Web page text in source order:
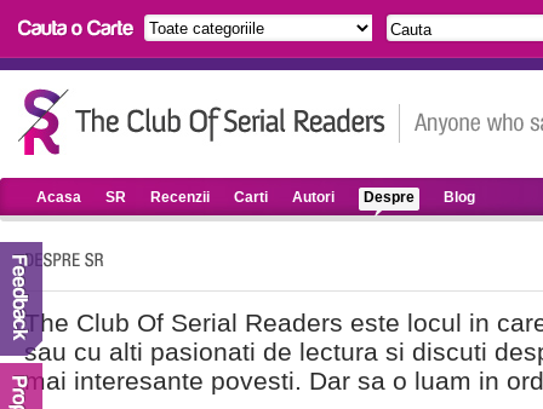
Acasa SR Recenzii Carti Autori Despre Blog
The Club Of Serial Readers este locul in
sau cu alti pasionati de lectura si discuti
mai interesante povesti. Dar sa o luam in